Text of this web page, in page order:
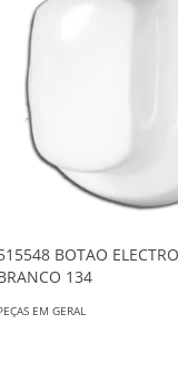
BOTAO
134
EM GERAL